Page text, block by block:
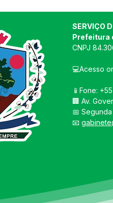
SERVIÇO
Prefeitura
CNPJ
💻Acesso
📱Fone: +55
🏢 Av.
📅
📧